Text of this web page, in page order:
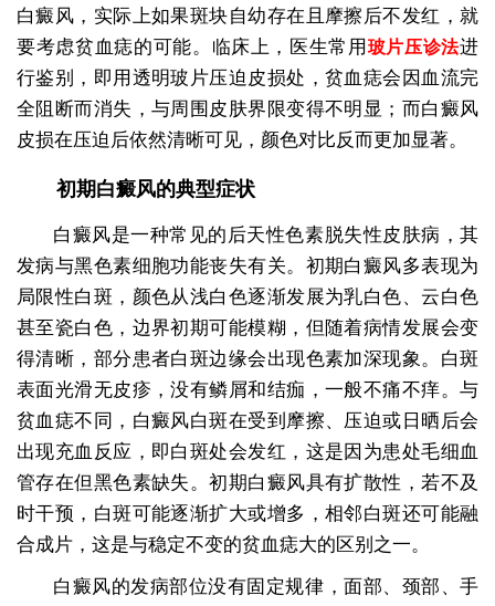
白癜风，实际上如果斑块自幼存在且摩擦后不发红，就
要考虑贫血痣的可能。临床上，医生常用 玻片压诊法进
行鉴别，即用透明玻片压迫皮损处，贫血痣会因血流完
全阻断而消失，与周围皮肤界限变得不明显；而白癜风
皮损在压迫后依然清晰可见，颜色对比反而更加显著。
初期白癜风的典型症状
白癜风是一种常见的后天性色素脱失性皮肤病，其
发病与黑色素细胞功能丧失有关。初期白癜风多表现为
局限性白斑，颜色从浅白色逐渐发展为乳白色、云白色
甚至瓷白色，边界初期可能模糊，但随着病情发展会变
得清晰，部分患者白斑边缘会出现色素加深现象。白斑
表面光滑无皮疹，没有鳞屑和结痂，一般不痛不痒。与
贫血痣不同，白癜风白斑在受到摩擦、压迫或日晒后会
出现充血反应，即白斑处会发红，这是因为患处毛细血
管存在但黑色素缺失。初期白癜风具有扩散性，若不及
时干预，白斑可能逐渐扩大或增多，相邻白斑还可能融
合成片，这是与稳定不变的贫血痣大的区别之一。
白癜风的发病部位没有固定规律，面部、颈部、手